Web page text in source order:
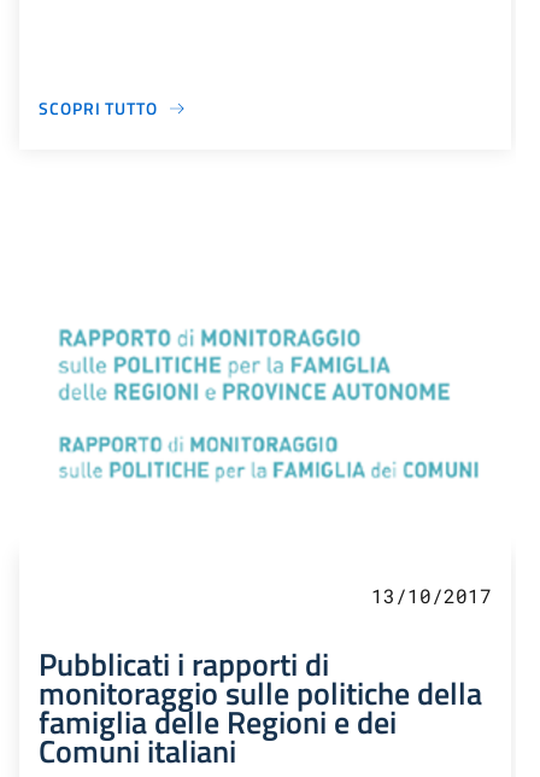
SCOPRI TUTTO
13/10/2017
Pubblicati i rapporti di
monitoraggio sulle politiche della
famiglia delle Regioni e dei
Comuni italiani